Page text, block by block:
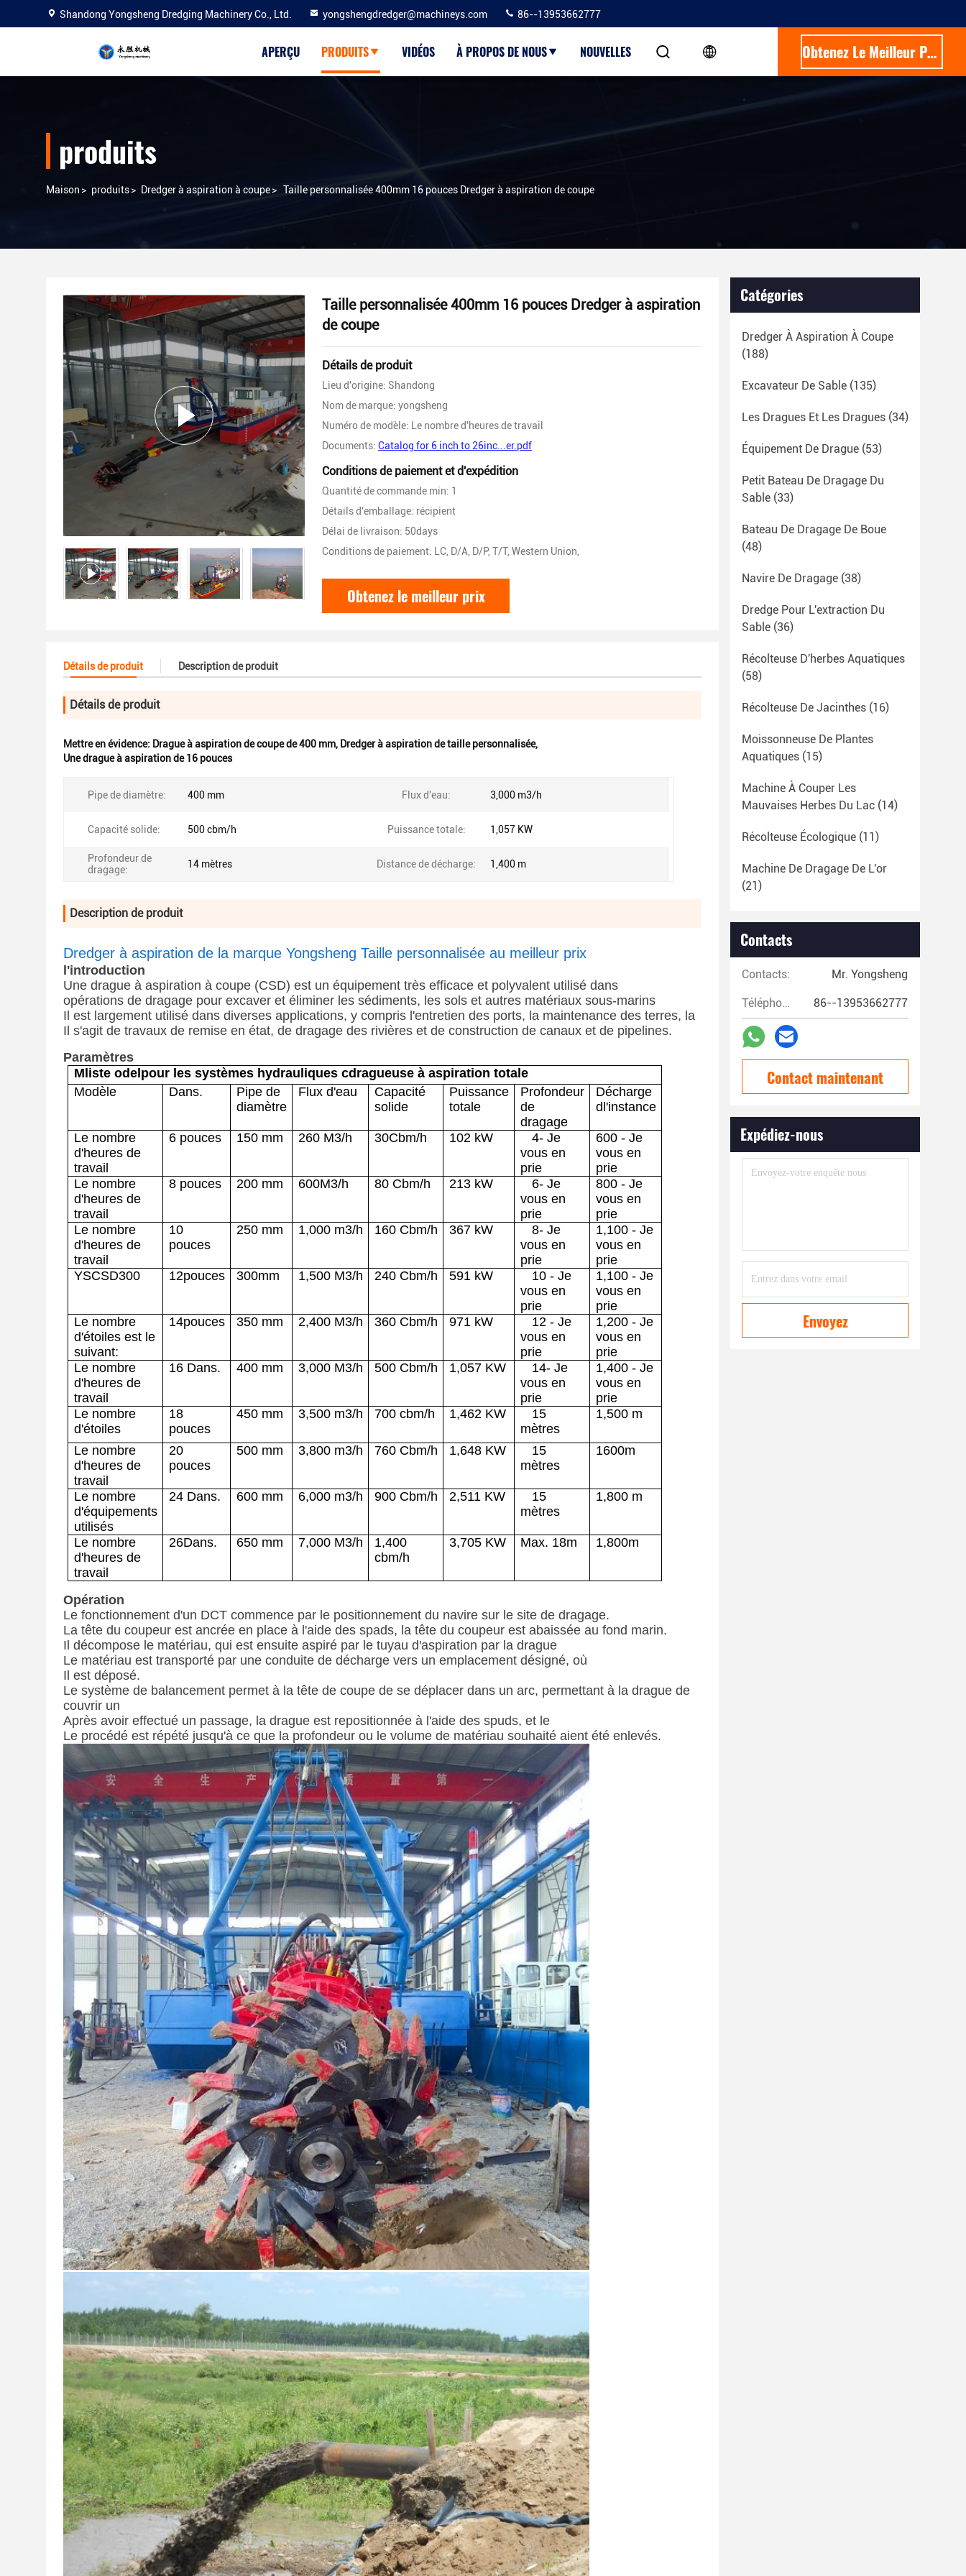
Shandong Yongsheng Dredging Machinery Co., Ltd. yongshengdredger@machineys.com 86--13953662777
APERÇU PRODUITS VIDÉOS À PROPOS DE NOUS NOUVELLES Obtenez Le Meilleur Prix
produits
Maison > produits> Dredger à aspiration à coupe> Taille personnalisée 400mm 16 pouces Dredger à aspiration de coupe
Taille personnalisée 400mm 16 pouces Dredger à aspiration
de coupe
Détails de produit
Lieu d'origine: Shandong
Nom de marque: yongsheng
Numéro de modèle: Le nombre d'heures de travail
Documents: Catalog for 6 inch to 26inc...er.pdf
Conditions de paiement et d'expédition
Quantité de commande min: 1
Détails d'emballage: récipient
Délai de livraison: 50days
Conditions de paiement: LC, D/A, D/P, T/T, Western Union,
Obtenez le meilleur prix
Détails de produit Description de produit
Détails de produit
Mettre en évidence: Drague à aspiration de coupe de 400 mm, Dredger à aspiration de taille personnalisée,
Une drague à aspiration de 16 pouces
Pipe de diamètre: 400 mm Flux d'eau: 3,000 m3/h
Capacité solide: 500 cbm/h Puissance totale: 1,057 KW
Profondeur de
dragage:
14 mètres Distance de décharge: 1,400 m
Description de produit
Dredger à aspiration de la marque Yongsheng Taille personnalisée au meilleur prix
l'introduction
Une drague à aspiration à coupe (CSD) est un équipement très efficace et polyvalent utilisé dans
opérations de dragage pour excaver et éliminer les sédiments, les sols et autres matériaux sous-marins
Il est largement utilisé dans diverses applications, y compris l'entretien des ports, la maintenance des terres, la
Il s'agit de travaux de remise en état, de dragage des rivières et de construction de canaux et de pipelines.
Paramètres
M liste odel pour les systèmes hydrauliques cdragueuse à aspiration totale
Modèle
Dans.
Pipe de
diamètre
Flux d'eau
Capacité
solide
Puissance
totale
Profondeur
de
dragage
Décharge
d l'instance
Le nombre
d'heures de
travail
6 pouces 150 mm 260 M3/h 30Cbm/h 102 kW 4- Je
vous en
prie
600 - Je
vous en
prie
Le nombre
d'heures de
travail
8 pouces 200 mm 600M3/h 80 Cbm/h 213 kW 6- Je
vous en
prie
800 - Je
vous en
prie
Le nombre
d'heures de
travail
10
pouces
250 mm 1,000 m3/h 160 Cbm/h 367 kW 8- Je
vous en
prie
1,100 - Je
vous en
prie
YSCSD300
12pouces 300mm 1,500 M3/h 240 Cbm/h 591 kW 10 - Je
vous en
prie
1,100 - Je
vous en
prie
Le nombre
d'étoiles est le
suivant:
14pouces 350 mm 2,400 M3/h 360 Cbm/h 971 kW 12 - Je
vous en
prie
1,200 - Je
vous en
prie
Le nombre
d'heures de
travail
16 Dans. 400 mm 3,000 M3/h 500 Cbm/h 1,057 KW 14- Je
vous en
prie
1,400 - Je
vous en
prie
Le nombre
d'étoiles
18
pouces
450 mm 3,500 m3/h 700 cbm/h 1,462 KW
15
mètres
1,500 m
Le nombre
d'heures de
travail
20
pouces
500 mm 3,800 m3/h 760 Cbm/h 1,648 KW
15
mètres
1600m
Le nombre
d'équipements
utilisés
24 Dans. 600 mm 6,000 m3/h 900 Cbm/h 2,511 KW
15
mètres
1,800 m
Le nombre
d'heures de
travail
26Dans. 650 mm 7,000 M3/h 1,400
cbm/h
3,705 KW Max. 18m 1,800m
Opération
Le fonctionnement d'un DCT commence par le positionnement du navire sur le site de dragage.
La tête du coupeur est ancrée en place à l'aide des spads, la tête du coupeur est abaissée au fond marin.
Il décompose le matériau, qui est ensuite aspiré par le tuyau d'aspiration par la drague
Le matériau est transporté par une conduite de décharge vers un emplacement désigné, où
Il est déposé.
Le système de balancement permet à la tête de coupe de se déplacer dans un arc, permettant à la drague de
couvrir un
Après avoir effectué un passage, la drague est repositionnée à l'aide des spuds, et le
Le procédé est répété jusqu'à ce que la profondeur ou le volume de matériau souhaité aient été enlevés.
Catégories
Dredger À Aspiration À Coupe
(188)
Excavateur De Sable (135)
Les Dragues Et Les Dragues (34)
Équipement De Drague (53)
Petit Bateau De Dragage Du
Sable (33)
Bateau De Dragage De Boue
(48)
Navire De Dragage (38)
Dredge Pour L'extraction Du
Sable (36)
Récolteuse D'herbes Aquatiques
(58)
Récolteuse De Jacinthes (16)
Moissonneuse De Plantes
Aquatiques (15)
Machine À Couper Les
Mauvaises Herbes Du Lac (14)
Récolteuse Écologique (11)
Machine De Dragage De L'or
(21)
Contacts
Contacts: Mr. Yongsheng
Téléphone: 86--13953662777
Contact maintenant
Expédiez-nous
Envoyez